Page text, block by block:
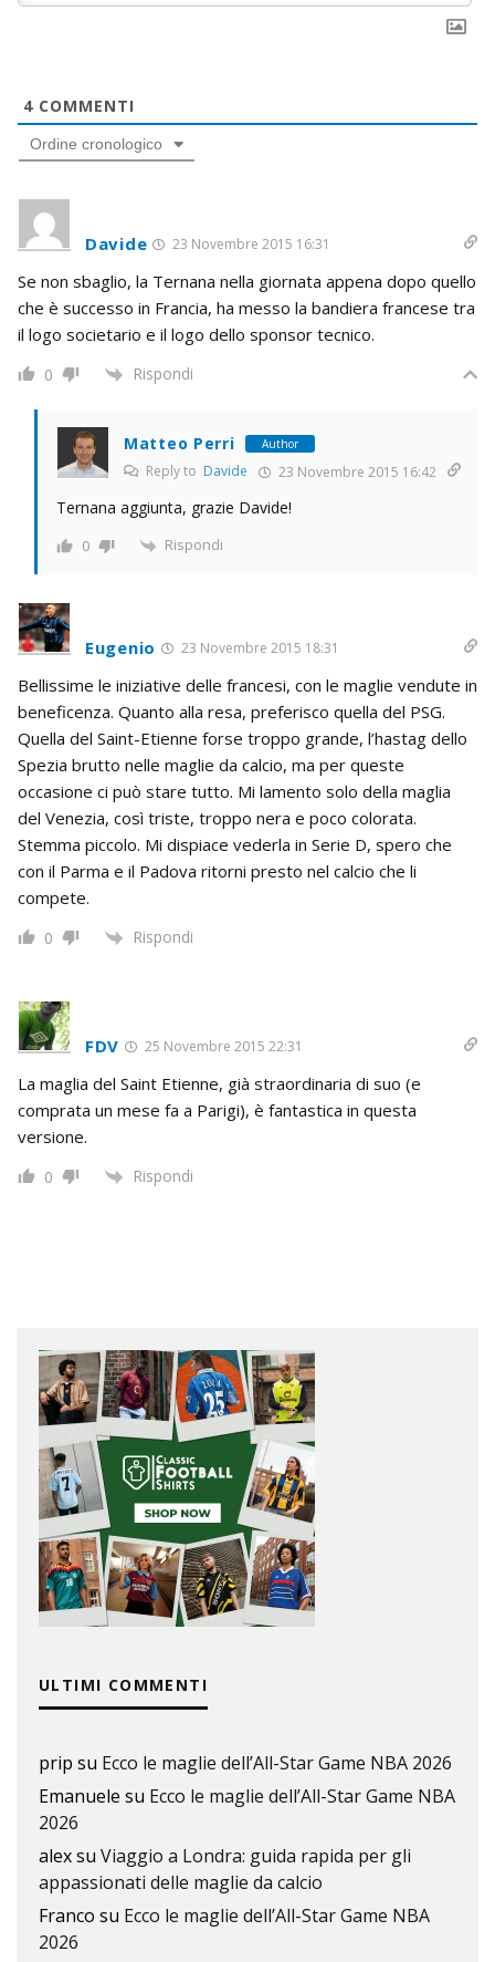
4 COMMENTI
Ordine cronologico
Davide 23 Novembre 2015 16:31
Se non sbaglio, la Ternana nella giornata appena dopo quello
che è successo in Francia, ha messo la bandiera francese tra
il logo societario e il logo dello sponsor tecnico.
0 Rispondi
Matteo Perri Author
Reply to Davide 23 Novembre 2015 16:42
Ternana aggiunta, grazie Davide!
0 Rispondi
Eugenio 23 Novembre 2015 18:31
Bellissime le iniziative delle francesi, con le maglie vendute in
beneficenza. Quanto alla resa, preferisco quella del PSG.
Quella del Saint-Etienne forse troppo grande, l’hastag dello
Spezia brutto nelle maglie da calcio, ma per queste
occasione ci può stare tutto. Mi lamento solo della maglia
del Venezia, così triste, troppo nera e poco colorata.
Stemma piccolo. Mi dispiace vederla in Serie D, spero che
con il Parma e il Padova ritorni presto nel calcio che li
compete.
0 Rispondi
FDV 25 Novembre 2015 22:31
La maglia del Saint Etienne, già straordinaria di suo (e
comprata un mese fa a Parigi), è fantastica in questa
versione.
0 Rispondi
ULTIMI COMMENTI
prip su Ecco le maglie dell’All-Star Game NBA 2026
Emanuele su Ecco le maglie dell’All-Star Game NBA
2026
alexsu Viaggio a Londra: guida rapida per gli
appassionati delle maglie da calcio
Franco su Ecco le maglie dell’All-Star Game NBA
2026